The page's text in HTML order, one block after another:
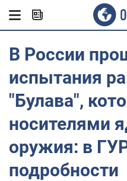
В России
испытания
"Булава",
носителями
оружия: в
подробности